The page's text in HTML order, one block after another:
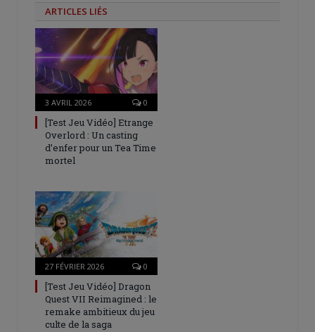
ARTICLES LIÉS
3 AVRIL 2026 0
[Test Jeu Vidéo] Etrange
Overlord : Un casting
d’enfer pour un Tea Time
mortel
27 FÉVRIER 2026 0
[Test Jeu Vidéo] Dragon
Quest VII Reimagined : le
remake ambitieux du jeu
culte de la saga